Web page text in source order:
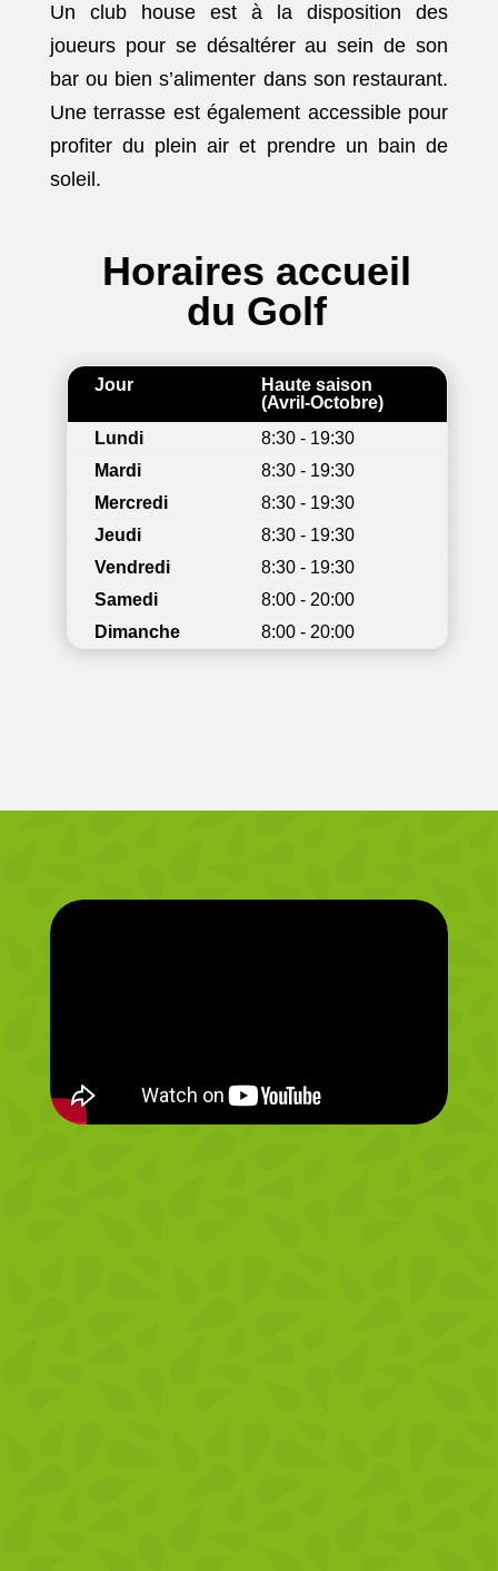
Un club house est à la disposition des
joueurs pour se désaltérer au sein de son
bar ou bien s’alimenter dans son restaurant.
Une terrasse est également accessible pour
profiter du plein air et prendre un bain de
soleil.
Horaires accueil
du Golf
Jour
Haute saison
(Avril-Octobre)
Lundi
8:30 - 19:30
Mardi
8:30 - 19:30
Mercredi
8:30 - 19:30
Jeudi
8:30 - 19:30
Vendredi
8:30 - 19:30
Samedi
8:00 - 20:00
Dimanche
8:00 - 20:00